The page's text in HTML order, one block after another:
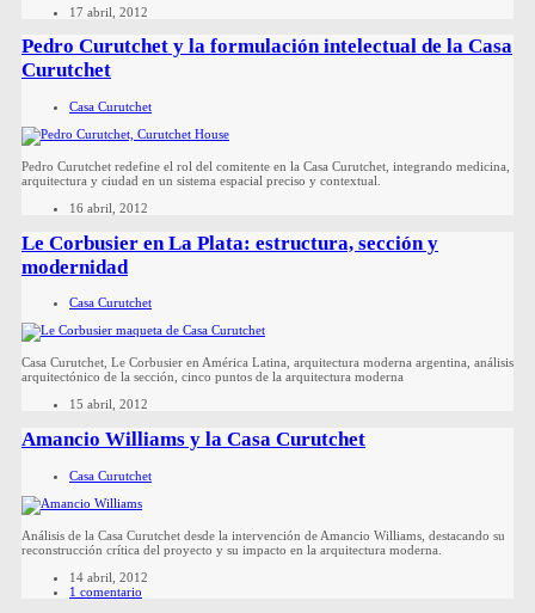
17 abril, 2012
Pedro Curutchet y la formulación intelectual de la Casa
Curutchet
Casa Curutchet
Pedro Curutchet redefine el rol del comitente en la Casa Curutchet, integrando medicina,
arquitectura y ciudad en un sistema espacial preciso y contextual.
16 abril, 2012
Le Corbusier en La Plata: estructura, sección y
modernidad
Casa Curutchet
Casa Curutchet, Le Corbusier en América Latina, arquitectura moderna argentina, análisis
arquitectónico de la sección, cinco puntos de la arquitectura moderna
15 abril, 2012
Amancio Williams y la Casa Curutchet
Casa Curutchet
Análisis de la Casa Curutchet desde la intervención de Amancio Williams, destacando su
reconstrucción crítica del proyecto y su impacto en la arquitectura moderna.
14 abril, 2012
1 comentario